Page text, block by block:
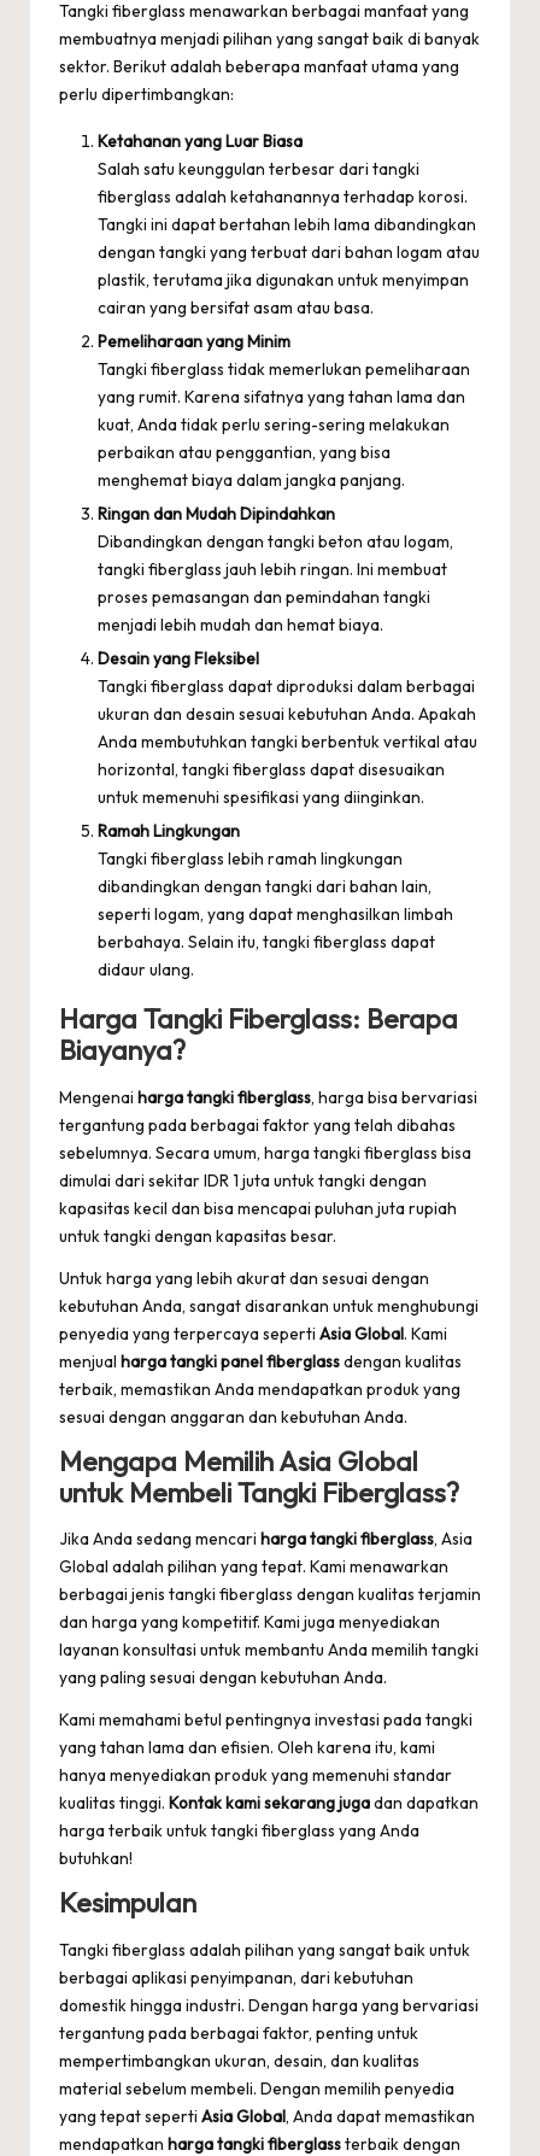
Tangki fiberglass menawarkan berbagai manfaat yang
membuatnya menjadi pilihan yang sangat baik di banyak
sektor. Berikut adalah beberapa manfaat utama yang
perlu dipertimbangkan:
Ketahanan yang Luar Biasa
Salah satu keunggulan terbesar dari tangki
fiberglass adalah ketahanannya terhadap korosi.
Tangki ini dapat bertahan lebih lama dibandingkan
dengan tangki yang terbuat dari bahan logam atau
plastik, terutama jika digunakan untuk menyimpan
cairan yang bersifat asam atau basa.
Pemeliharaan yang Minim
Tangki fiberglass tidak memerlukan pemeliharaan
yang rumit. Karena sifatnya yang tahan lama dan
kuat, Anda tidak perlu sering-sering melakukan
perbaikan atau penggantian, yang bisa
menghemat biaya dalam jangka panjang.
Ringan dan Mudah Dipindahkan
Dibandingkan dengan tangki beton atau logam,
tangki fiberglass jauh lebih ringan. Ini membuat
proses pemasangan dan pemindahan tangki
menjadi lebih mudah dan hemat biaya.
Desain yang Fleksibel
Tangki fiberglass dapat diproduksi dalam berbagai
ukuran dan desain sesuai kebutuhan Anda. Apakah
Anda membutuhkan tangki berbentuk vertikal atau
horizontal, tangki fiberglass dapat disesuaikan
untuk memenuhi spesifikasi yang diinginkan.
Ramah Lingkungan
Tangki fiberglass lebih ramah lingkungan
dibandingkan dengan tangki dari bahan lain,
seperti logam, yang dapat menghasilkan limbah
berbahaya. Selain itu, tangki fiberglass dapat
didaur ulang.
Harga Tangki Fiberglass: Berapa
Biayanya?
Mengenai harga tangki fiberglass, harga bisa bervariasi
tergantung pada berbagai faktor yang telah dibahas
sebelumnya. Secara umum, harga tangki fiberglass bisa
dimulai dari sekitar IDR 1 juta untuk tangki dengan
kapasitas kecil dan bisa mencapai puluhan juta rupiah
untuk tangki dengan kapasitas besar.
Untuk harga yang lebih akurat dan sesuai dengan
kebutuhan Anda, sangat disarankan untuk menghubungi
penyedia yang terpercaya seperti Asia Global. Kami
menjual harga tangki panel fiberglassdengan kualitas
terbaik, memastikan Anda mendapatkan produk yang
sesuai dengan anggaran dan kebutuhan Anda.
Mengapa Memilih Asia Global
untuk Membeli Tangki Fiberglass?
Jika Anda sedang mencari harga tangki fiberglass, Asia
Global adalah pilihan yang tepat. Kami menawarkan
berbagai jenis tangki fiberglass dengan kualitas terjamin
dan harga yang kompetitif. Kami juga menyediakan
layanan konsultasi untuk membantu Anda memilih tangki
yang paling sesuai dengan kebutuhan Anda.
Kami memahami betul pentingnya investasi pada tangki
yang tahan lama dan efisien. Oleh karena itu, kami
hanya menyediakan produk yang memenuhi standar
kualitas tinggi. Kontak kami sekarang jugadan dapatkan
harga terbaik untuk tangki fiberglass yang Anda
butuhkan!
Kesimpulan
Tangki fiberglass adalah pilihan yang sangat baik untuk
berbagai aplikasi penyimpanan, dari kebutuhan
domestik hingga industri. Dengan harga yang bervariasi
tergantung pada berbagai faktor, penting untuk
mempertimbangkan ukuran, desain, dan kualitas
material sebelum membeli. Dengan memilih penyedia
yang tepat seperti Asia Global, Anda dapat memastikan
mendapatkan harga tangki fiberglassterbaik dengan